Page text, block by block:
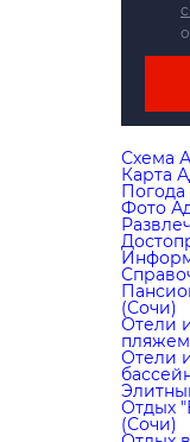
Схема
Карта
Фото
(Сочи)
Отели
пляжем
Отели
Отдых
(Сочи)